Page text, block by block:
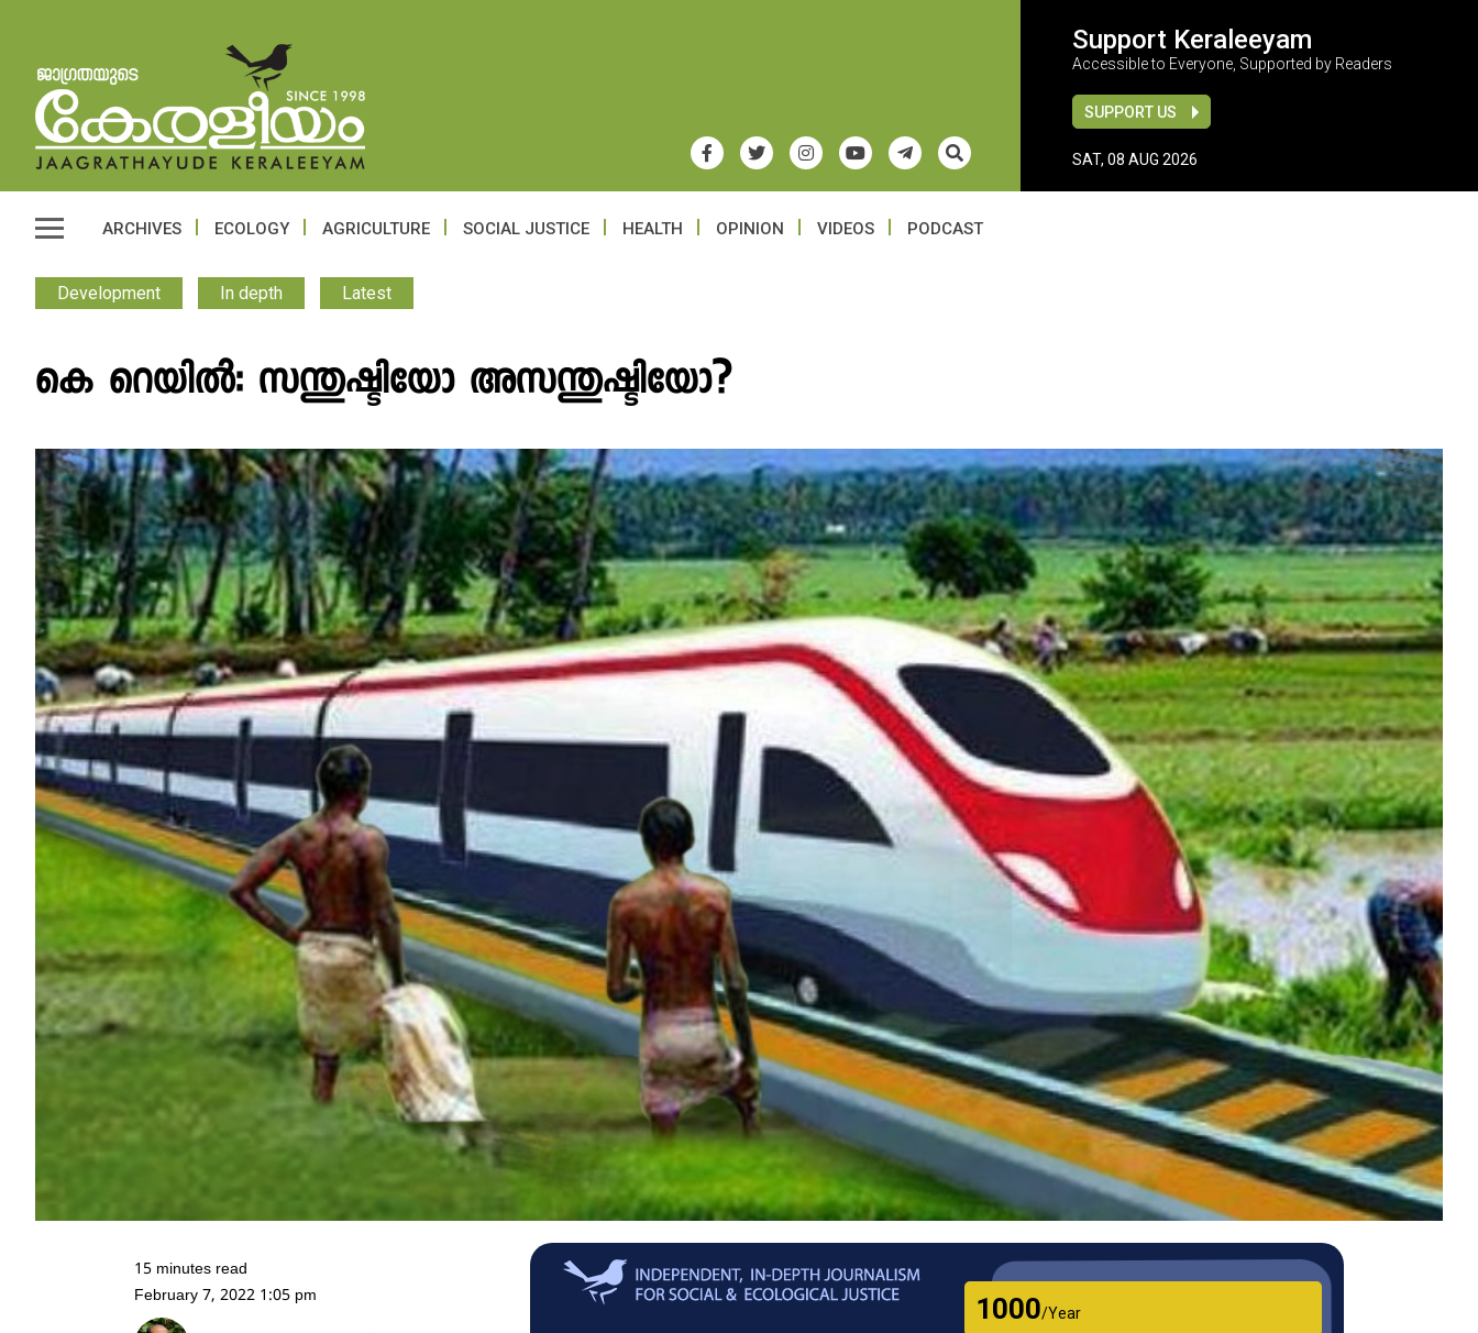
Support Keraleeyam
Accessible to Everyone, Supported by Readers
SUPPORT US
SAT, 08 AUG 2026
ARCHIVES ECOLOGY AGRICULTURE SOCIAL JUSTICE HEALTH OPINION VIDEOS PODCAST
Development In depth Latest
കെ റെയിൽ: സന്തുഷ്ടിയോ അസന്തുഷ്ടിയോ?
₹1000/Year
15 minutes read
February 7, 2022 1:05 pm